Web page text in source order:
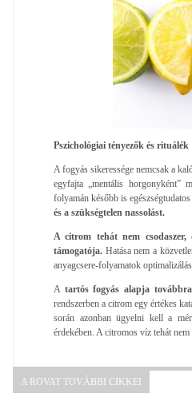
Pszichológiai tényezők és rituálék
A fogyás sikeressége nemcsak a
egyfajta „mentális horgonyként”
folyamán később is
és a szükségtelen nassolást.
A citrom tehát nem csodaszer,
támogatója. Hatása nem a
anyagcsere-folyamatok
A tartós fogyás alapja
rendszerben a citrom egy értékes
során azonban ügyelni kell a
érdekében. A citromos víz tehát nem
A ROVAT TOVÁBBI CIKKEI